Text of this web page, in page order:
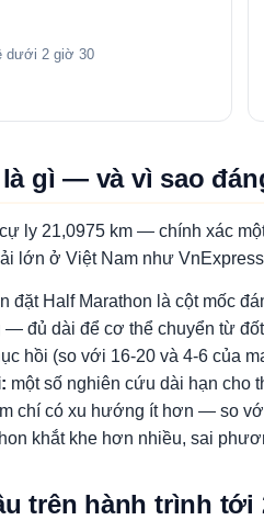
dưới 2 giờ 30
là gì — và vì sao
ly 21,0975 km — chính xác
lớn ở Việt Nam như
đặt Half Marathon là cột mốc
— đủ dài để cơ thể chuyển từ
hồi (so với 16-20 và 4-6 của
một số nghiên cứu dài hạn cho
chí có xu hướng ít hơn — so
khắt khe hơn nhiều, sai
trên hành trình tới